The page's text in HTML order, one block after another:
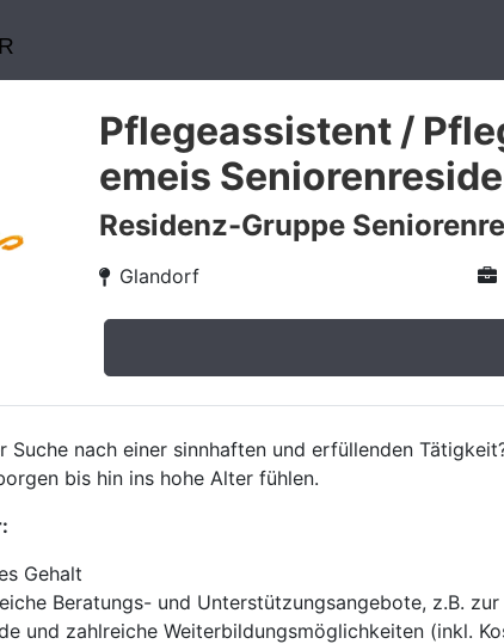
Pflegeassistent /
emeis
Residenz-Gruppe
Glandorf
Suche nach einer sinnhaften und erfüllenden
bis hin ins hohe Alter fühlen.
Gehalt
Beratungs- und Unterstützungsangebote, z.B.
und zahlreiche Weiterbildungsmöglichkeiten (inkl.